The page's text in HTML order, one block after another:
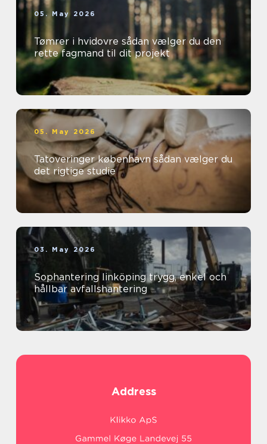
05. May 2026
Tømrer i hvidovre sådan vælger du den
rette fagmand til dit projekt
05. May 2026
Tatoveringer københavn sådan vælger du
det rigtige studie
03. May 2026
Sophantering linköping trygg, enkel och
hållbar avfallshantering
Address